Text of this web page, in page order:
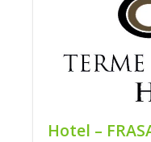
Hotel –